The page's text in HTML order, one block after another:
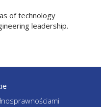
of technology
leadership.